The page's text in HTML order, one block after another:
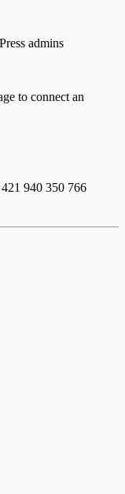
admins
to connect an
940 350 766